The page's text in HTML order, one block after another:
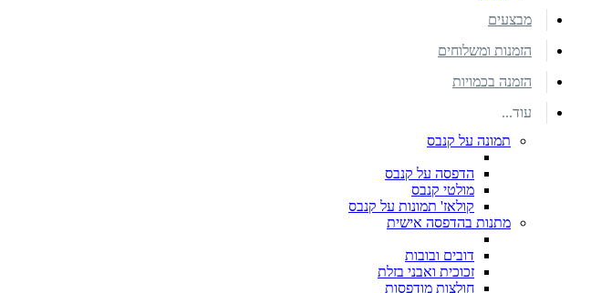
מבצעים
הזמנות ומשלוחים
הזמנה בכמויות
עוד...
תמונה על קנבס
הדפסה על קנבס
מולטי קנבס
קולאז' תמונות על קנבס
מתנות בהדפסה אישית
דובים ובובות
זכוכית ואבני בזלת
חולצות מודפסות